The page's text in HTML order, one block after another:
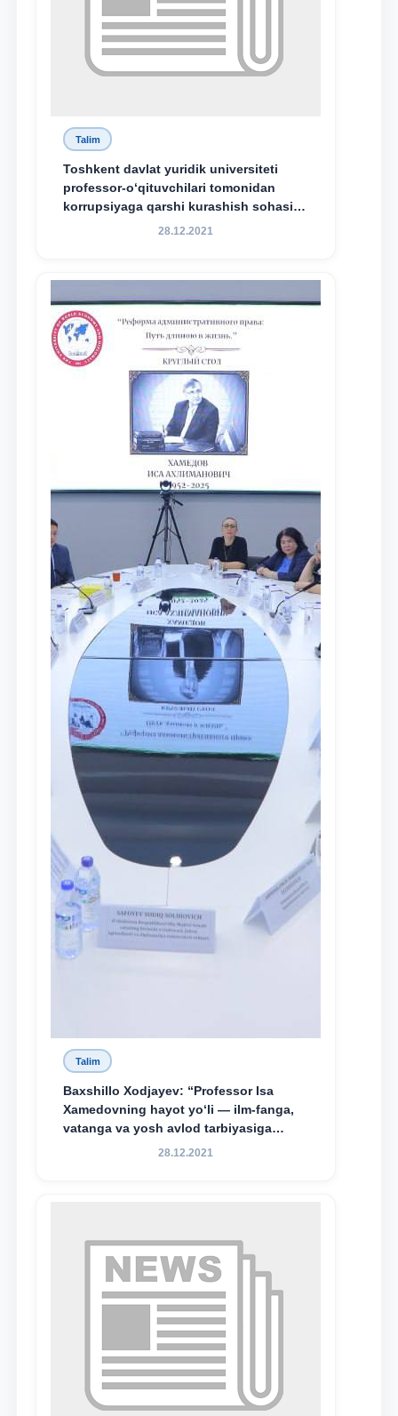
Talim
Toshkent davlat yuridik universiteti
professor-o‘qituvchilari tomonidan
korrupsiyaga qarshi kurashish sohasida
amalga oshirilayotgan islohotlar hamda
maqsadida xorijiy va mahalliy ilmiy
nashrlarda chop etilgan maqolalar
dayjesti
28.12.2021
Talim
Baxshillo Xodjayev: “Professor Isa
Xamedovning hayot yo‘li — ilm-fanga,
vatanga va yosh avlod tarbiyasiga
sodiqlikning oliy namunasidir”.
28.12.2021